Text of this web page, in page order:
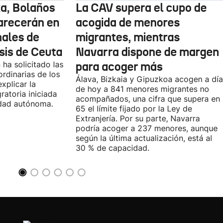
Bolaños
en
de
de Ceuta
ha solicitado las
de los
la
iniciada
autónoma.
La CAV supera el cupo de
acogida de menores
migrantes, mientras
Navarra dispone de margen
para acoger más
Álava, Bizkaia y Gipuzkoa acogen a día
de hoy a 841 menores migrantes no
acompañados, una cifra que supera en
65 el límite fijado por la Ley de
Extranjería. Por su parte, Navarra
podría acoger a 237 menores, aunque
según la última actualización, está al
30 % de capacidad.